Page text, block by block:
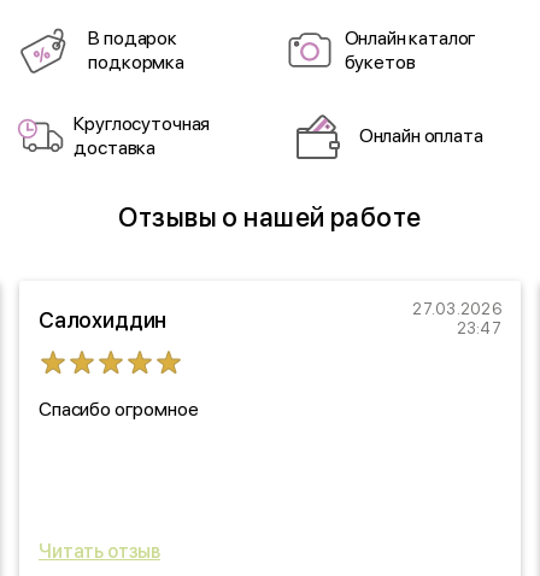
В подарок
подкормка
Онлайн каталог
букетов
Круглосуточная
доставка
Онлайн оплата
Отзывы о нашей работе
Салохиддин
27.03.2026
23:47
Спасибо огромное
Читать отзыв